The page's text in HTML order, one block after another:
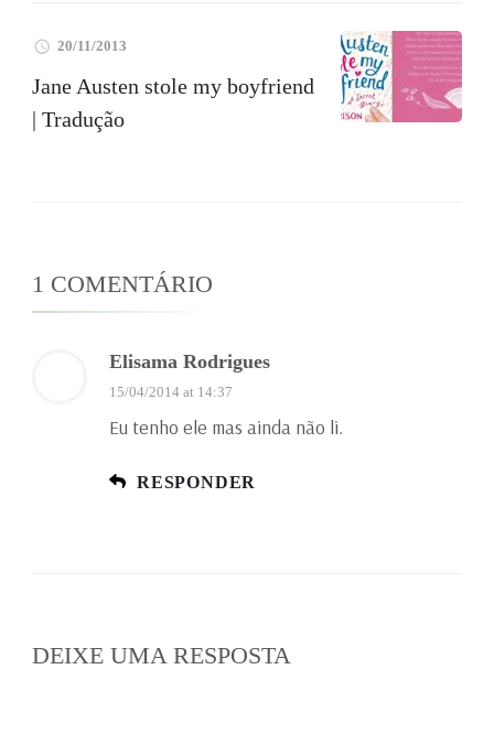
20/11/2013
Jane Austen stole my boyfriend
| Tradução
1 COMENTÁRIO
Elisama Rodrigues
15/04/2014 at 14:37
Eu tenho ele mas ainda não li.
RESPONDER
DEIXE UMA RESPOSTA